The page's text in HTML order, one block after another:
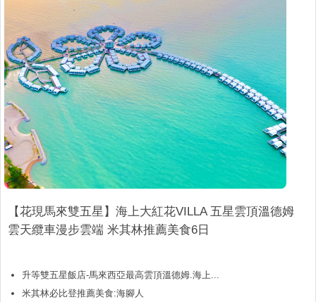
【花現馬來雙五星】海上大紅花VILLA 五星雲頂溫德姆
雲天纜車漫步雲端 米其林推薦美食6日
升等雙五星飯店-馬來西亞最高雲頂溫德姆.海上...
米其林必比登推薦美食:海腳人